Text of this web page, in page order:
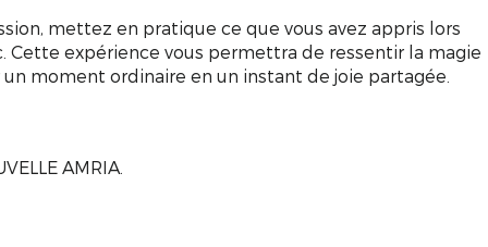
mettez en pratique ce que vous avez appris lors
expérience vous permettra de ressentir la magie
moment ordinaire en un instant de joie partagée.
AMRIA.